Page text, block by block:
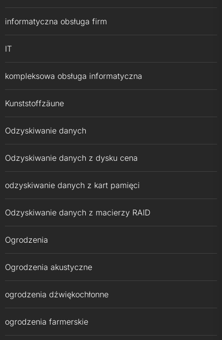
informatyczna obsługa firm
IT
kompleksowa obsługa informatyczna
Kunststoffzäune
Odzyskiwanie danych
Odzyskiwanie danych z dysku cena
odzyskiwanie danych z kart pamięci
Odzyskiwanie danych z macierzy RAID
Ogrodzenia
Ogrodzenia akustyczne
ogrodzenia dźwiękochłonne
ogrodzenia farmerskie